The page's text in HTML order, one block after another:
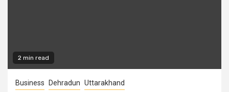
2 min read
Business Dehradun Uttarakhand